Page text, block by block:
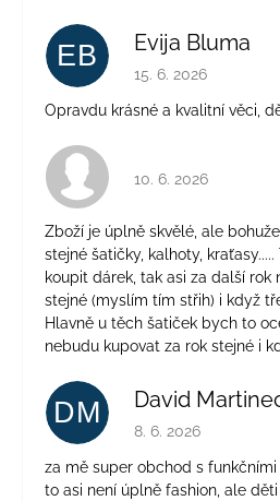
EB Evija Bluma
Hodnocení obchodu
15. 6. 2026
Opravdu krásné a kvalitní věci,
Hodnocení obchodu
10. 6. 2026
Zboží je úplně skvělé, ale
stejné šatičky, kalhoty,
koupit dárek, tak asi za další rok
stejné (myslím tím střih) i když
Hlavně u těch šatiček bych to
nebudu kupovat za rok stejné i
DM David
Hodnocení obchodu
8. 6. 2026
za mě super obchod s
to asi není úplně fashion, ale